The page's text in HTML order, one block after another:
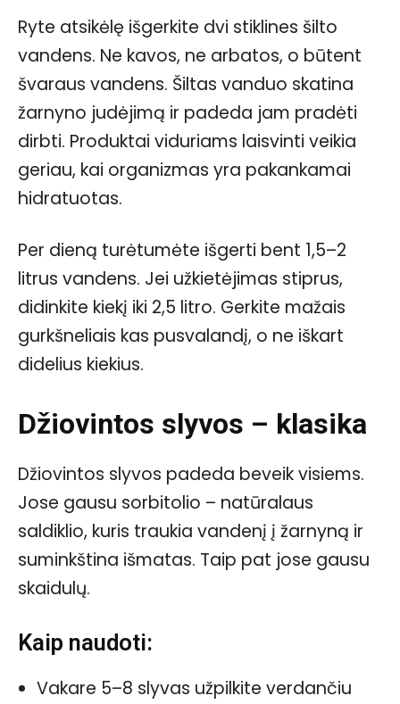
Ryte atsikėlę išgerkite dvi stiklines šilto
vandens. Ne kavos, ne arbatos, o būtent
švaraus vandens. Šiltas vanduo skatina
žarnyno judėjimą ir padeda jam pradėti
dirbti. Produktai viduriams laisvinti veikia
geriau, kai organizmas yra pakankamai
hidratuotas.
Per dieną turėtumėte išgerti bent 1,5–2
litrus vandens. Jei užkietėjimas stiprus,
didinkite kiekį iki 2,5 litro. Gerkite mažais
gurkšneliais kas pusvalandį, o ne iškart
didelius kiekius.
Džiovintos slyvos – klasika
Džiovintos slyvos padeda beveik visiems.
Jose gausu sorbitolio – natūralaus
saldiklio, kuris traukia vandenį į žarnyną ir
suminkština išmatas. Taip pat jose gausu
skaidulų.
Kaip naudoti:
Vakare 5–8 slyvas užpilkite verdančiu